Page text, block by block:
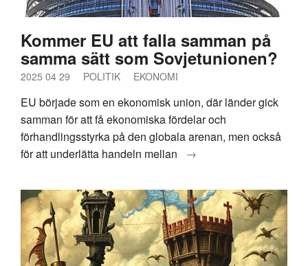
Kommer EU att falla samman på
samma sätt som Sovjetunionen?
2025 04 29 POLITIK EKONOMI
EU började som en ekonomisk union, där länder gick
samman för att få ekonomiska fördelar och
förhandlingsstyrka på den globala arenan, men också
för att underlätta handeln mellan
→